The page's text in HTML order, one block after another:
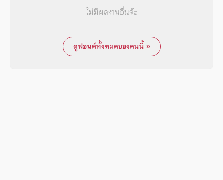
ไม่มีผลงานอื่นจ้ะ
ดูฟอนต์ทั้งหมดของคนนี้ »